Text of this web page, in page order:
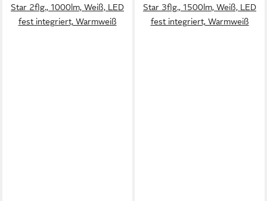
Star 2flg., 1000lm, Weiß, LED
fest integriert, Warmweiß
Star 3flg., 1500lm, Weiß, LED
fest integriert, Warmweiß